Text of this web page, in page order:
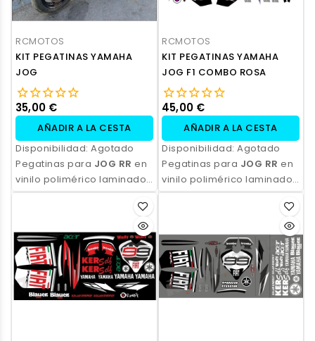
RCMOTOS
KIT PEGATINAS YAMAHA
JOG
35,00 €
AÑADIR A LA CESTA
Disponibilidad: Agotado
Pegatinas para JOG RR en
vinilo polimérico laminado,
impresas con tinta
profesional y opción de
personalización.
RCMOTOS
KIT PEGATINAS YAMAHA
JOG F1 COMBO ROSA
45,00 €
AÑADIR A LA CESTA
Disponibilidad: Agotado
Pegatinas para JOG RR en
vinilo polimérico laminado,
impresas con tinta
profesional y opción de
personalización.